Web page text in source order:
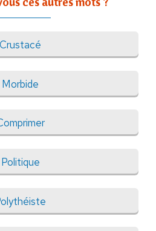
Crustacé
Morbide
Politique